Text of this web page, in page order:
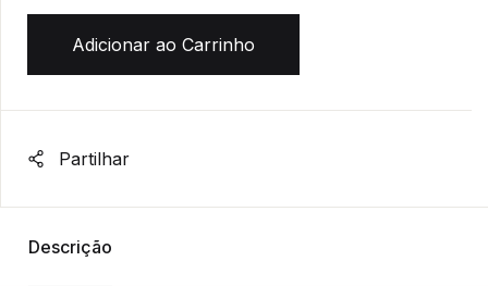
Adicionar ao Carrinho
Partilhar
Descrição